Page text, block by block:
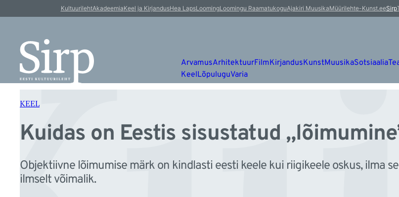
sisu
KultuurilehtAkadeemiaKeel ja KirjandusHea LapsLoomingLoomingu RaamatukoguAjakiri MuusikaMüürilehte-Kunst.eeSirp
ArvamusArhitektuurFilmKirjandusKunstMuusikaSotsiaalia
KeelLõpuluguVaria
KEEL
Kuidas on Eestis sisustatud
Objektiivne lõimumise märk on kindlasti eesti keele kui riigikeele oskus, ilma
ilmselt võimalik.